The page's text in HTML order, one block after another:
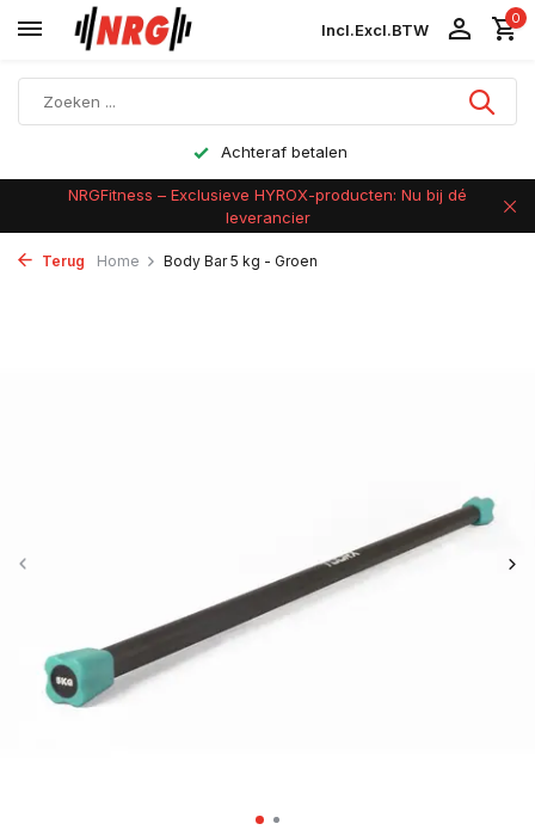
Incl.Excl.BTW
0
Achteraf betalen
NRGFitness – Exclusieve HYROX-producten: Nu bij dé
leverancier
Terug Home Body Bar 5 kg - Groen